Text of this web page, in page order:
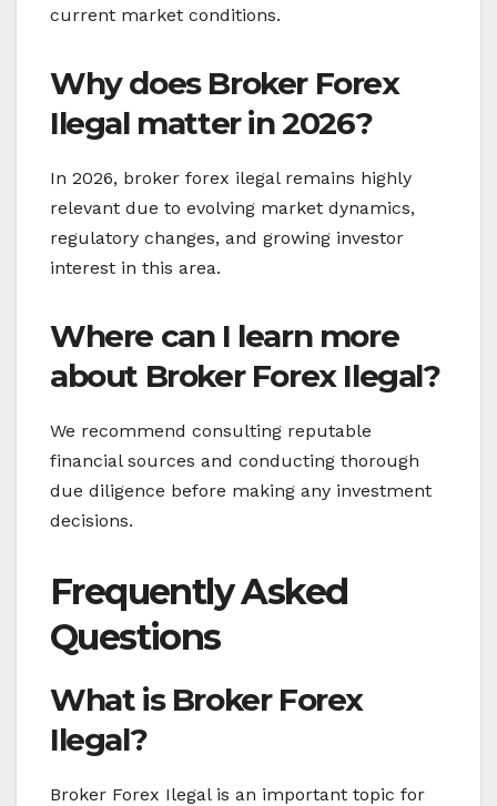
current market conditions.
Why does Broker Forex
Ilegal matter in 2026?
In 2026, broker forex ilegal remains highly
relevant due to evolving market dynamics,
regulatory changes, and growing investor
interest in this area.
Where can I learn more
about Broker Forex Ilegal?
We recommend consulting reputable
financial sources and conducting thorough
due diligence before making any investment
decisions.
Frequently Asked
Questions
What is Broker Forex
Ilegal?
Broker Forex Ilegal is an important topic for